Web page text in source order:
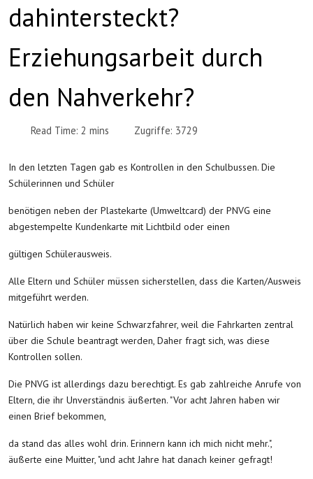
dahintersteckt?
Erziehungsarbeit durch
den Nahverkehr?
Read Time: 2 mins Zugriffe: 3729
In den letzten Tagen gab es Kontrollen in den Schulbussen. Die
Schülerinnen und Schüler
benötigen neben der Plastekarte (Umweltcard) der PNVG eine
abgestempelte Kundenkarte mit Lichtbild oder einen
gültigen Schülerausweis.
Alle Eltern und Schüler müssen sicherstellen, dass die Karten/Ausweis
mitgeführt werden.
Natürlich haben wir keine Schwarzfahrer, weil die Fahrkarten zentral
über die Schule beantragt werden, Daher fragt sich, was diese
Kontrollen sollen.
Die PNVG ist allerdings dazu berechtigt. Es gab zahlreiche Anrufe von
Eltern, die ihr Unverständnis äußerten. "Vor acht Jahren haben wir
einen Brief bekommen,
da stand das alles wohl drin. Erinnern kann ich mich nicht mehr.",
äußerte eine Muitter, "und acht Jahre hat danach keiner gefragt!